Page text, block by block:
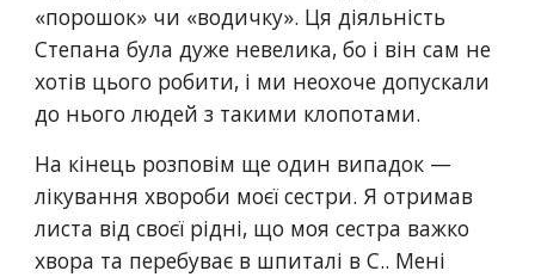
«порошок» чи «водичку». Ця діяльність
Степана була дуже невелика, бо і він сам не
хотів цього робити, і ми неохоче допускали
до нього людей з такими клопотами.
На кінець розповім ще один випадок —
лікування хвороби моєї сестри. Я отримав
листа від своєї рідні, що моя сестра важко
хвора та перебуває в шпиталі в С.. Мені